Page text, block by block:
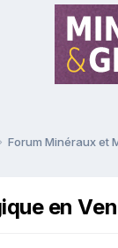
Forum Minéraux et
en